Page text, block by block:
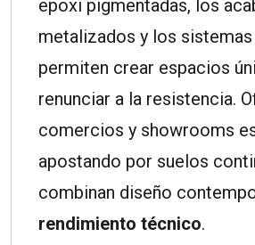
epoxi pigmentadas, los
metalizados y los
permiten crear espacios
renunciar a la resistencia.
comercios y showrooms
apostando por suelos
combinan diseño
rendimiento técnico.